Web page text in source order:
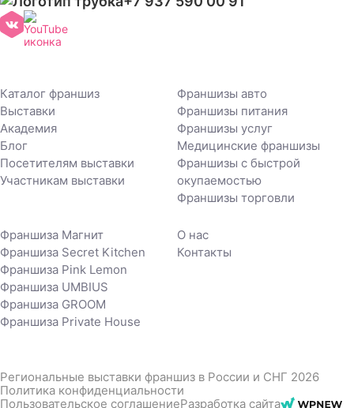
Каталог франшиз
Выставки
Академия
Блог
Посетителям выставки
Участникам выставки
Франшизы авто
Франшизы питания
Франшизы услуг
Медицинские франшизы
Франшизы с быстрой
окупаемостью
Франшизы торговли
Франшиза Магнит
Франшиза Secret Kitchen
Франшиза Pink Lemon
Франшиза UMBIUS
Франшиза GROOM
Франшиза Private House
О нас
Контакты
Региональные выставки франшиз в России и СНГ 2026
Политика конфиденциальности
Пользовательское соглашениеРазработка сайта